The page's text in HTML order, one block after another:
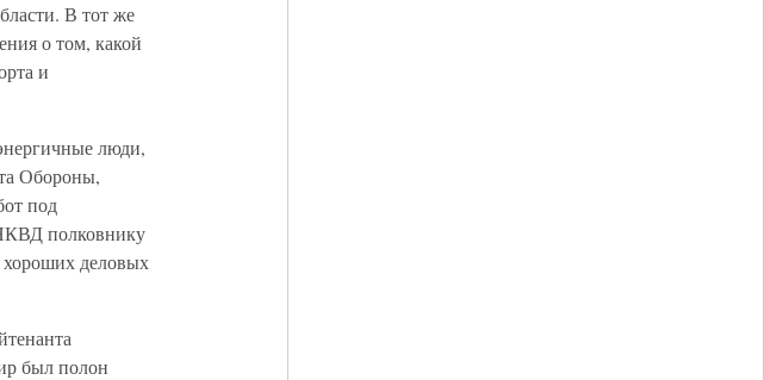
В тот же
о том, какой
и
люди,
Обороны,
под
полковнику
хороших деловых
был полон